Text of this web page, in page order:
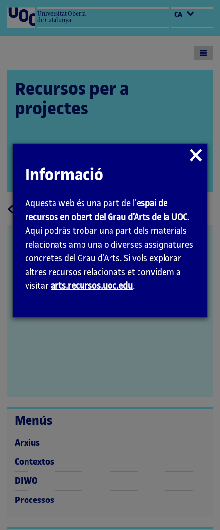
Universitat Oberta
de Catalunya
CA
Recursos per a
projectes
PID_00251156
Tornara
la
pàgina
principal
Documents of
Contemporary Art
Menús
Arxius
Contextos
DIWO
Processos
Tancar
modal
Informació
Aquesta web és una part de l’espai de
recursos en obert del Grau d’Arts de la UOC.
Aquí podràs trobar una part dels materials
relacionats amb una o diverses assignatures
concretes del Grau d’Arts. Si vols explorar
altres recursos relacionats et convidem a
visitar arts.recursos.uoc.edu.